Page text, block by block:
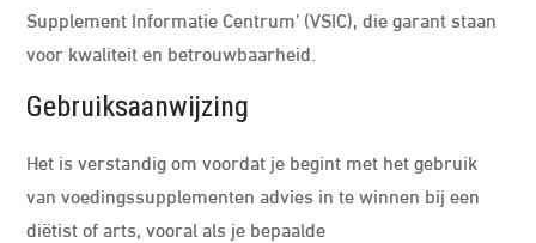
Supplement Informatie Centrum’ (VSIC), die garant staan
voor kwaliteit en betrouwbaarheid.
Gebruiksaanwijzing
Het is verstandig om voordat je begint met het gebruik
van voedingssupplementen advies in te winnen bij een
diëtist of arts, vooral als je bepaalde